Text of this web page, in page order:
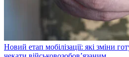
Новий етап мобілізації: які зміни